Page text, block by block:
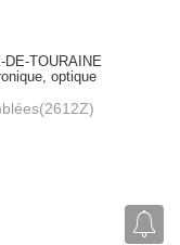
TOURAINE
optique